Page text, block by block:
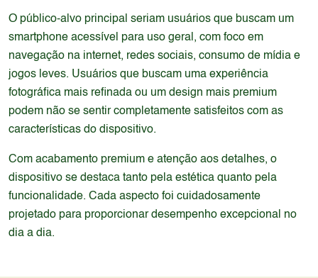
O público-alvo principal seriam usuários que buscam um
smartphone acessível para uso geral, com foco em
navegação na internet, redes sociais, consumo de mídia e
jogos leves. Usuários que buscam uma experiência
fotográfica mais refinada ou um design mais premium
podem não se sentir completamente satisfeitos com as
características do dispositivo.
Com acabamento premium e atenção aos detalhes, o
dispositivo se destaca tanto pela estética quanto pela
funcionalidade. Cada aspecto foi cuidadosamente
projetado para proporcionar desempenho excepcional no
dia a dia.